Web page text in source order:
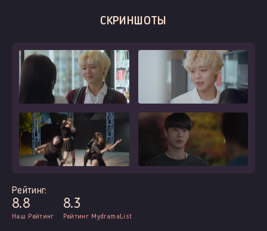
СКРИНШОТЫ
Рейтинг:
8.8
Наш Рейтинг
8.3
Рейтинг MydramaList